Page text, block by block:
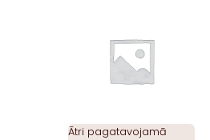
Ātri pagatavojamā